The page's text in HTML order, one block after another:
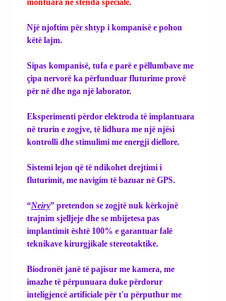
montuara në stenda speciale.
Një njoftim për shtyp i kompanisë e pohon
këtë lajm.
Sipas kompanisë, tufa e parë e pëllumbave me
çipa nervorë ka përfunduar fluturime provë
për në dhe nga një laborator.
Eksperimenti përdor elektroda të implantuara
në trurin e zogjve, të lidhura me një njësi
kontrolli dhe stimulimi me energji diellore.
Sistemi lejon që të ndikohet drejtimi i
fluturimit, me navigim të bazuar në GPS.
“Neiry” pretendon se zogjtë nuk kërkojnë
trajnim sjelljeje dhe se mbijetesa pas
implantimit është 100% e garantuar falë
teknikave kirurgjikale stereotaktike.
Biodronët janë të pajisur me kamera, me
imazhe të përpunuara duke përdorur
inteligjencë artificiale për t'u përputhur me